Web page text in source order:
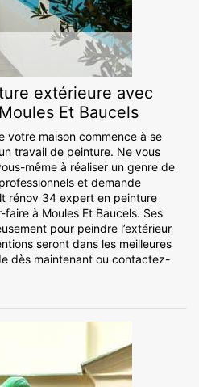
extérieure avec
Et Baucels
votre maison commence à se
travail de peinture. Ne vous
même à réaliser un genre de
et demande
rénov 34 expert en peinture
à Moules Et Baucels. Ses
pour peindre l’extérieur
seront dans les meilleures
dès maintenant ou contactez-